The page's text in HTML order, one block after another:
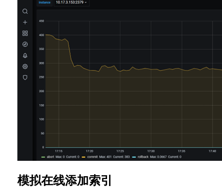
模拟在线添加索引